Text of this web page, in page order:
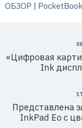
ОБЗОР |
«Цифровая
Ink
Представлена
InkPad Eo с